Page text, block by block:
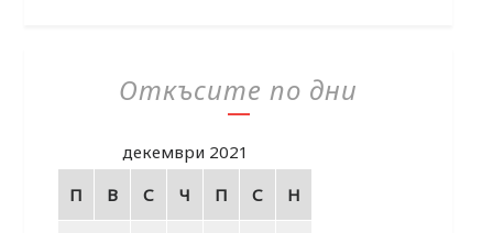
Откъсите по дни
декември 2021
П
В С Ч П С Н